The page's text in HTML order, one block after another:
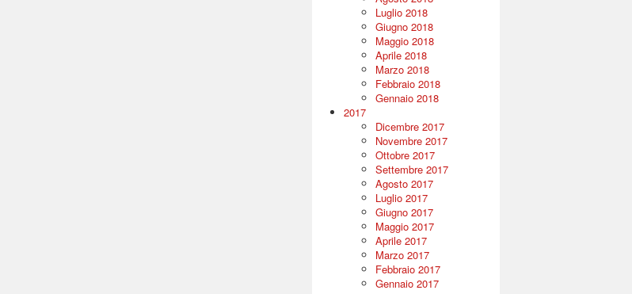
Luglio 2018
Giugno 2018
Maggio 2018
Aprile 2018
Marzo 2018
Febbraio 2018
Gennaio 2018
2017
Dicembre 2017
Novembre 2017
Ottobre 2017
Settembre 2017
Agosto 2017
Luglio 2017
Giugno 2017
Maggio 2017
Aprile 2017
Marzo 2017
Febbraio 2017
Gennaio 2017